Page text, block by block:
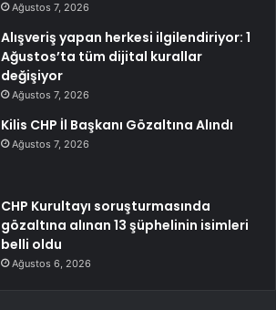
Ağustos 7, 2026
Alışveriş yapan herkesi ilgilendiriyor: 1
Ağustos’ta tüm dijital kurallar
değişiyor
Ağustos 7, 2026
Kilis CHP İl Başkanı Gözaltına Alındı
Ağustos 7, 2026
CHP Kurultayı soruşturmasında
gözaltına alınan 13 şüphelinin isimleri
belli oldu
Ağustos 6, 2026